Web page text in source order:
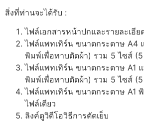
สิ่งที่ท่านจะได้รับ :
ไฟล์เอกสารหน้าปกและรายละเอี
ไฟล์แพทเทิร์น ขนาดกระดาษ A4
พิมพ์เพื่อทาบตัดผ้า) รวม 5 ไซส์
ไฟล์แพทเทิร์น ขนาดกระดาษ A1
พิมพ์เพื่อทาบตัดผ้า) รวม 5 ไซส์
ไฟล์แพทเทิร์น ขนาดกระดาษ A1
ไฟล์เดียว
ลิงค์ดูวิดีโอวิธีการตัดเย็บ